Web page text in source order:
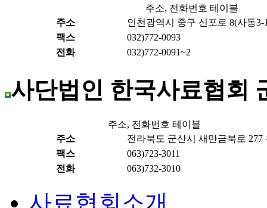
주소, 전화번호 테이블
주소
인천광역시 중구 신포로 8(사동3-
팩스
032)772-0093
전화
032)772-0091~2
사단법인 한국사료협회
주소, 전화번호 테이블
주소
전라북도 군산시 새만금북로 277
팩스
063)723-3011
전화
063)732-3010
사료협회소개